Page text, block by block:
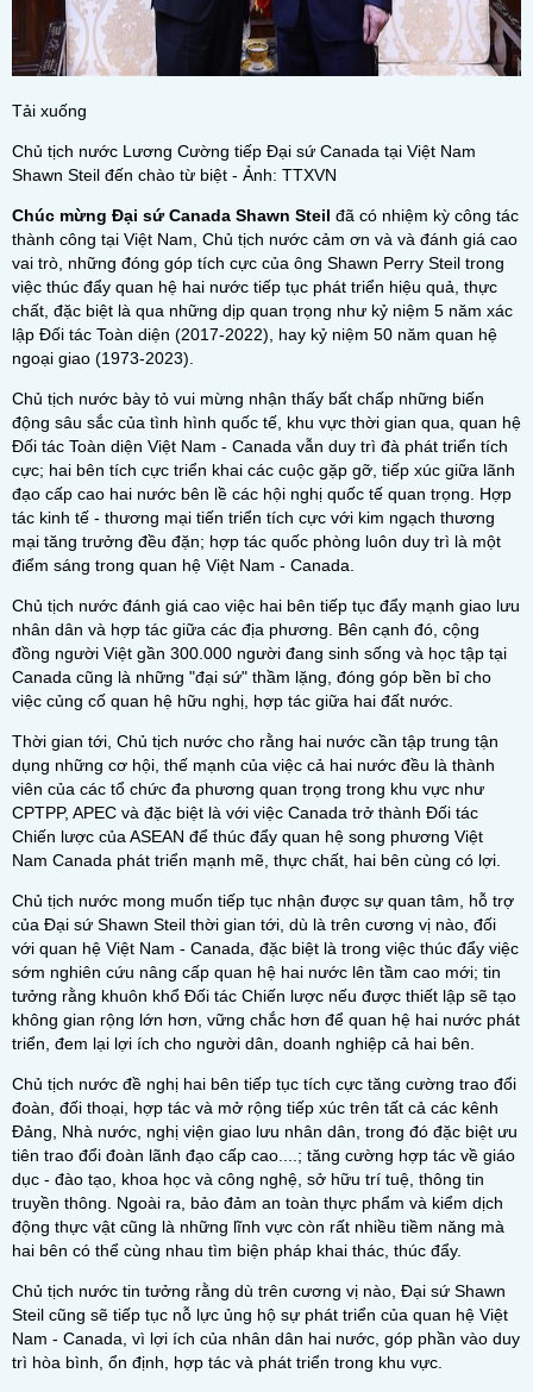
Tải xuống
Chủ tịch nước Lương Cường tiếp Đại sứ Canada tại Việt Nam
Shawn Steil đến chào từ biệt - Ảnh: TTXVN
Chúc mừng Đại sứ Canada Shawn Steil đã có nhiệm kỳ công tác
thành công tại Việt Nam, Chủ tịch nước cảm ơn và và đánh giá cao
vai trò, những đóng góp tích cực của ông Shawn Perry Steil trong
việc thúc đẩy quan hệ hai nước tiếp tục phát triển hiệu quả, thực
chất, đặc biệt là qua những dịp quan trọng như kỷ niệm 5 năm xác
lập Đối tác Toàn diện (2017-2022), hay kỷ niệm 50 năm quan hệ
ngoại giao (1973-2023).
Chủ tịch nước bày tỏ vui mừng nhận thấy bất chấp những biến
động sâu sắc của tình hình quốc tế, khu vực thời gian qua, quan hệ
Đối tác Toàn diện Việt Nam - Canada vẫn duy trì đà phát triển tích
cực; hai bên tích cực triển khai các cuộc gặp gỡ, tiếp xúc giữa lãnh
đạo cấp cao hai nước bên lề các hội nghị quốc tế quan trọng. Hợp
tác kinh tế - thương mại tiến triển tích cực với kim ngạch thương
mại tăng trưởng đều đặn; hợp tác quốc phòng luôn duy trì là một
điểm sáng trong quan hệ Việt Nam - Canada.
Chủ tịch nước đánh giá cao việc hai bên tiếp tục đẩy mạnh giao lưu
nhân dân và hợp tác giữa các địa phương. Bên cạnh đó, cộng
đồng người Việt gần 300.000 người đang sinh sống và học tập tại
Canada cũng là những "đại sứ" thầm lặng, đóng góp bền bỉ cho
việc củng cố quan hệ hữu nghị, hợp tác giữa hai đất nước.
Thời gian tới, Chủ tịch nước cho rằng hai nước cần tập trung tận
dụng những cơ hội, thế mạnh của việc cả hai nước đều là thành
viên của các tổ chức đa phương quan trọng trong khu vực như
CPTPP, APEC và đặc biệt là với việc Canada trở thành Đối tác
Chiến lược của ASEAN để thúc đẩy quan hệ song phương Việt
Nam Canada phát triển mạnh mẽ, thực chất, hai bên cùng có lợi.
Chủ tịch nước mong muốn tiếp tục nhận được sự quan tâm, hỗ trợ
của Đại sứ Shawn Steil thời gian tới, dù là trên cương vị nào, đối
với quan hệ Việt Nam - Canada, đặc biệt là trong việc thúc đẩy việc
sớm nghiên cứu nâng cấp quan hệ hai nước lên tầm cao mới; tin
tưởng rằng khuôn khổ Đối tác Chiến lược nếu được thiết lập sẽ tạo
không gian rộng lớn hơn, vững chắc hơn để quan hệ hai nước phát
triển, đem lại lợi ích cho người dân, doanh nghiệp cả hai bên.
Chủ tịch nước đề nghị hai bên tiếp tục tích cực tăng cường trao đổi
đoàn, đối thoại, hợp tác và mở rộng tiếp xúc trên tất cả các kênh
Đảng, Nhà nước, nghị viện giao lưu nhân dân, trong đó đặc biệt ưu
tiên trao đổi đoàn lãnh đạo cấp cao....; tăng cường hợp tác về giáo
dục - đào tạo, khoa học và công nghệ, sở hữu trí tuệ, thông tin
truyền thông. Ngoài ra, bảo đảm an toàn thực phẩm và kiểm dịch
động thực vật cũng là những lĩnh vực còn rất nhiều tiềm năng mà
hai bên có thể cùng nhau tìm biện pháp khai thác, thúc đẩy.
Chủ tịch nước tin tưởng rằng dù trên cương vị nào, Đại sứ Shawn
Steil cũng sẽ tiếp tục nỗ lực ủng hộ sự phát triển của quan hệ Việt
Nam - Canada, vì lợi ích của nhân dân hai nước, góp phần vào duy
trì hòa bình, ổn định, hợp tác và phát triển trong khu vực.